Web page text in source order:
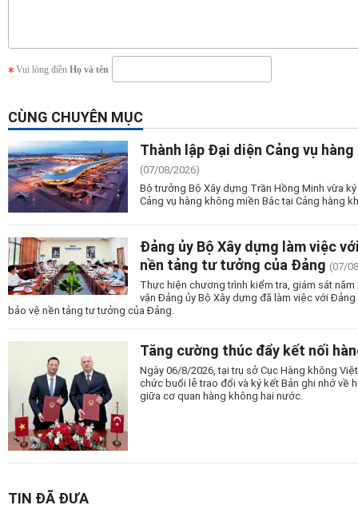
Vui lòng điền Họ và tên
CÙNG CHUYÊN MỤC
Thành lập Đại diện Cảng vụ
(07/08/2026)
Bộ trưởng Bộ Xây dựng Trần Hồng Minh vừa
Cảng vụ hàng không miền Bắc tại Cảng hàng
Đảng ủy Bộ Xây dựng làm việc
nền tảng tư tưởng của Đảng (07/
Thực hiện chương trình kiểm tra, giám sát
vận Đảng ủy Bộ Xây dựng đã làm việc với
bảo vệ nền tảng tư tưởng của Đảng.
Tăng cường thúc đẩy kết nối
Ngày 06/8/2026, tại trụ sở Cục Hàng không
chức buổi lễ trao đổi và ký kết Bản ghi nhớ về
giữa cơ quan hàng không hai nước.
TIN ĐÃ ĐƯA